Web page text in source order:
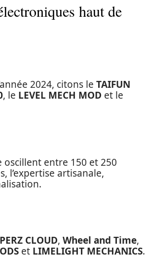
haut de
2024, citons le TAIFUN
, le LEVEL MECH MOD et le
entre 150 et 250
l’expertise artisanale,
CLOUD, Wheel and Time,
et LIMELIGHT MECHANICS.